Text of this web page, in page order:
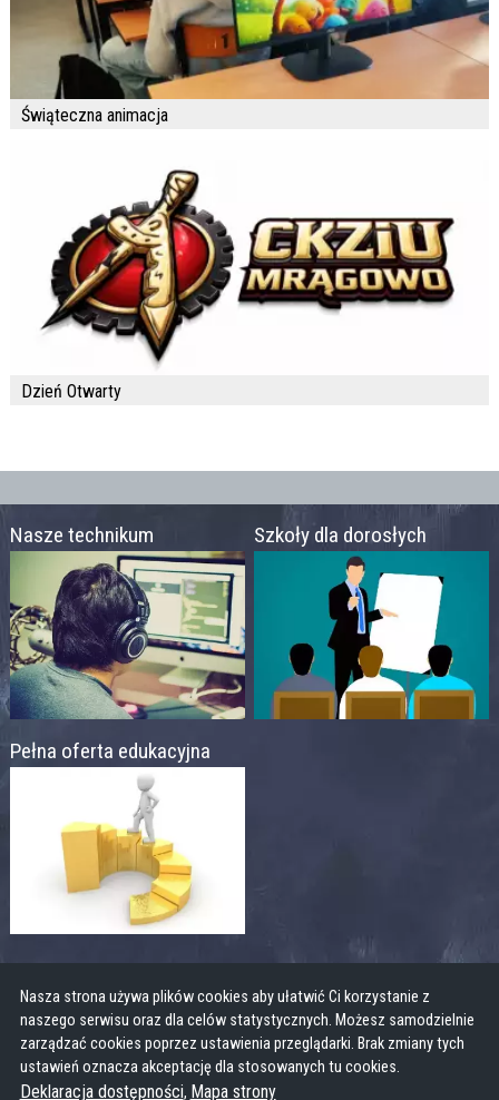
Świąteczna animacja
Dzień Otwarty
Nasze technikum Szkoły dla dorosłych
Pełna oferta edukacyjna
Nasza strona używa plików cookies aby ułatwić Ci korzystanie z
naszego serwisu oraz dla celów statystycznych. Możesz samodzielnie
zarządzać cookies poprzez ustawienia przeglądarki. Brak zmiany tych
ustawień oznacza akceptację dla stosowanych tu cookies.
Deklaracja dostępności, Mapa strony